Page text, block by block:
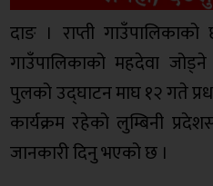
दाङ । राप्ती
गाउँपालिकाको महदेवा
पुलको उद्घाटन माघ १२ गते
कार्यक्रम रहेको लुम्बिनी
जानकारी दिनु भएको छ ।